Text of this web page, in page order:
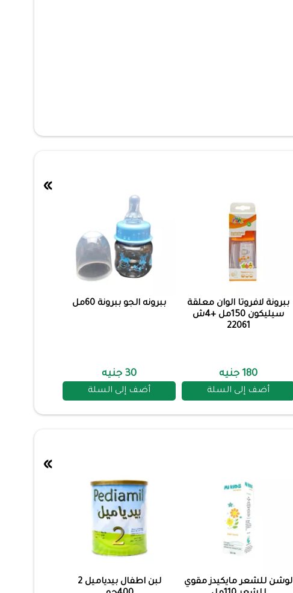
ببرونة لافروتا الوان معلقة
سيليكون 150مل +4ش
22061
180 جنيه
أضف إلى السلة
ببرونه الجو ببرونة 60مل
30 جنيه
أضف إلى السلة
»
لوشن للشعر مايكيدز مقوي
لبن اطفال بيدياميل 2
»